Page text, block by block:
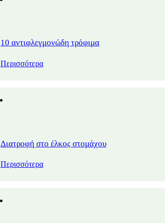
10 αντιφλεγμονώδη τρόφιμα
Περισσότερα
Διατροφή στο έλκος στομάχου
Περισσότερα